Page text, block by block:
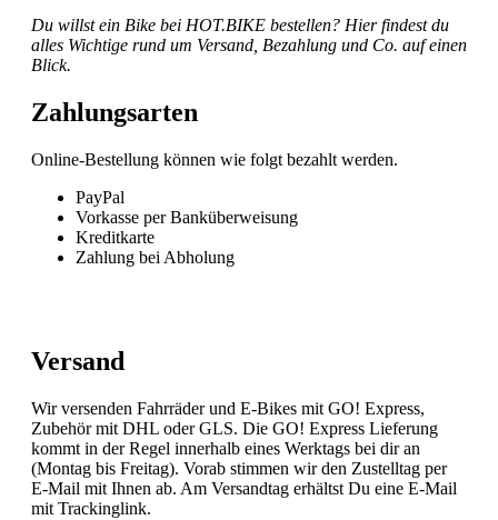
Du willst ein Bike bei HOT.BIKE bestellen? Hier findest du
alles Wichtige rund um Versand, Bezahlung und Co. auf einen
Blick.
Zahlungsarten
Online-Bestellung können wie folgt bezahlt werden.
PayPal
Vorkasse per Banküberweisung
Kreditkarte
Zahlung bei Abholung
Versand
Wir versenden Fahrräder und E-Bikes mit GO! Express,
Zubehör mit DHL oder GLS. Die GO! Express Lieferung
kommt in der Regel innerhalb eines Werktags bei dir an
(Montag bis Freitag). Vorab stimmen wir den Zustelltag per
E-Mail mit Ihnen ab. Am Versandtag erhältst Du eine E-Mail
mit Trackinglink.